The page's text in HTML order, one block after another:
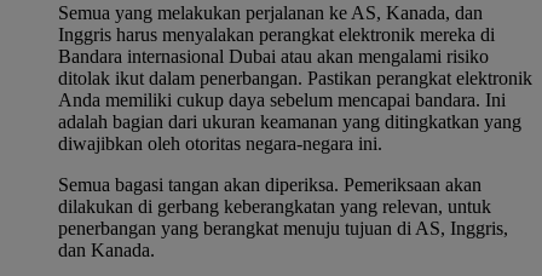
Semua yang melakukan perjalanan ke AS, Kanada, dan
Inggris harus menyalakan perangkat elektronik mereka di
Bandara internasional Dubai atau akan mengalami risiko
ditolak ikut dalam penerbangan. Pastikan perangkat elektronik
Anda memiliki cukup daya sebelum mencapai bandara. Ini
adalah bagian dari ukuran keamanan yang ditingkatkan yang
diwajibkan oleh otoritas negara-negara ini.
Semua bagasi tangan akan diperiksa. Pemeriksaan akan
dilakukan di gerbang keberangkatan yang relevan, untuk
penerbangan yang berangkat menuju tujuan di AS, Inggris,
dan Kanada.